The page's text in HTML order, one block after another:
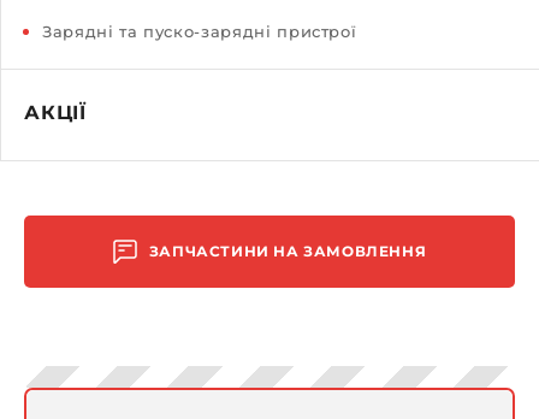
Зарядні та пуско-зарядні пристрої
АКЦІЇ
ЗАПЧАСТИНИ НА ЗАМОВЛЕННЯ